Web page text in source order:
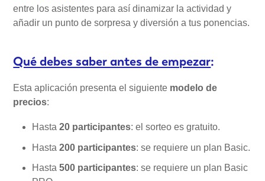
Mi Cuenta
Videotutoriales
Preguntas Frecuentes
entre los asistentes para así dinamizar la actividad y
añadir un punto de sorpresa y diversión a tus ponencias.
Qué debes saber antes de empezar:
Esta aplicación presenta el siguiente modelo de
precios:
Hasta20 participantes: el sorteo es gratuito.
Hasta200 participantes: se requiere un plan Basic.
Hasta 500 participantes: se requiere un plan Basic